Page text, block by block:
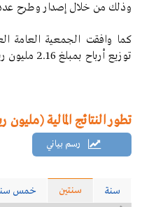
وذلك من خلال إصدار وطرح عدد 3 ملايين
توزيع أرباح بمبلغ 2.16 مليون ريال بواقع 0.18 ريال للسهم.
تطور النتائج المالية (مليون
رسم بياني
سنة سنتين خمس